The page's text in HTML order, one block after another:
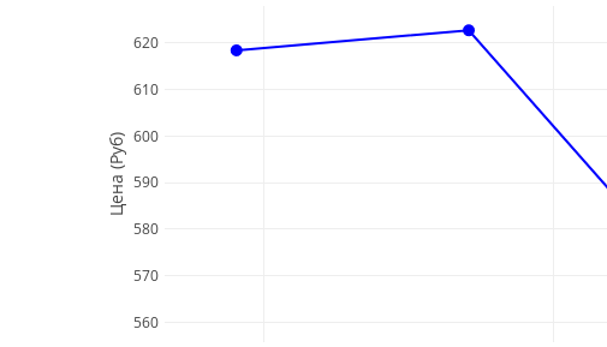
560
570
580
590
600
610
620
Цена (Руб)